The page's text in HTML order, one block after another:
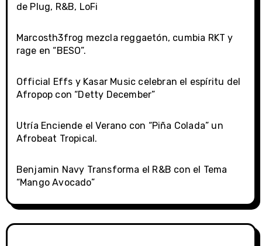
de Plug, R&B, LoFi
Marcosth3frog mezcla reggaetón, cumbia RKT y
rage en “BESO”.
Official Effs y Kasar Music celebran el espíritu del
Afropop con “Detty December”
Utría Enciende el Verano con “Piña Colada” un
Afrobeat Tropical.
Benjamin Navy Transforma el R&B con el Tema
“Mango Avocado”